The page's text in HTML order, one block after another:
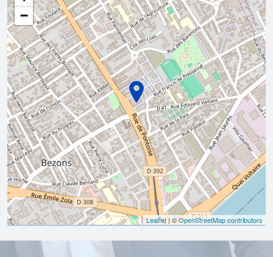
−
Leaflet| ©OpenStreetMap contributors